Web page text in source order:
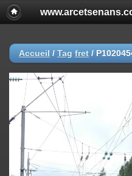
Accueil / Tag fret /